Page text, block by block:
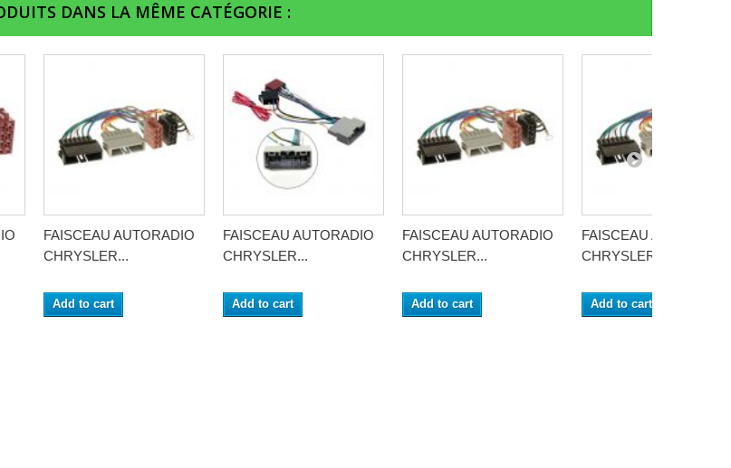
DANS LA MÊME CATÉGORIE :
FAISCEAU AUTORADIO
CHRYSLER...
Add to cart
FAISCEAU AUTORADIO
CHRYSLER...
Add to cart
FAISCEAU AUTORADIO
CHRYSLER...
Add to cart
FAISCEAU
CHRYSLER...
Add to cart